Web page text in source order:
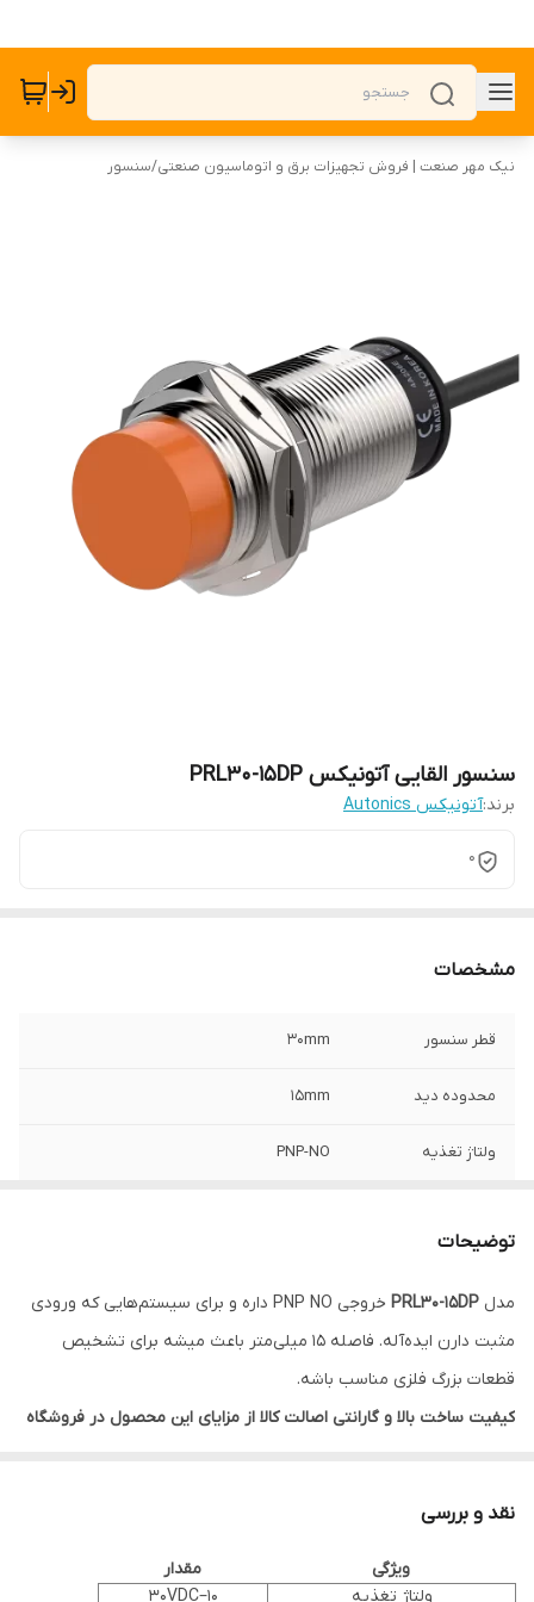
نیک مهر صنعت | فروش تجهیزات برق و اتوماسیون صنعتی/سنسور
سنسور القایی آتونیکس PRL30-15DP
برند:آتونیکس Autonics
0
مشخصات
قطر سنسور 30mm
محدوده دید 15mm
ولتاژ تغذیه PNP-NO
توضیحات
مدل PRL30-15DP
خروجی PNP NO داره و برای سیستم‌هایی که ورودی
مثبت دارن ایده‌آله. فاصله ۱۵ میلی‌متر باعث میشه برای تشخیص
قطعات بزرگ فلزی مناسب باشه.
کیفیت ساخت بالا و گارانتی اصالت کالا از مزایای این محصول در فروشگاه
🟢 فاصله تشخیص ۱۵ میلی‌متر
نقد و بررسی
ویژگی
مقدار
ولتاژ تغذیه
10–30VDC